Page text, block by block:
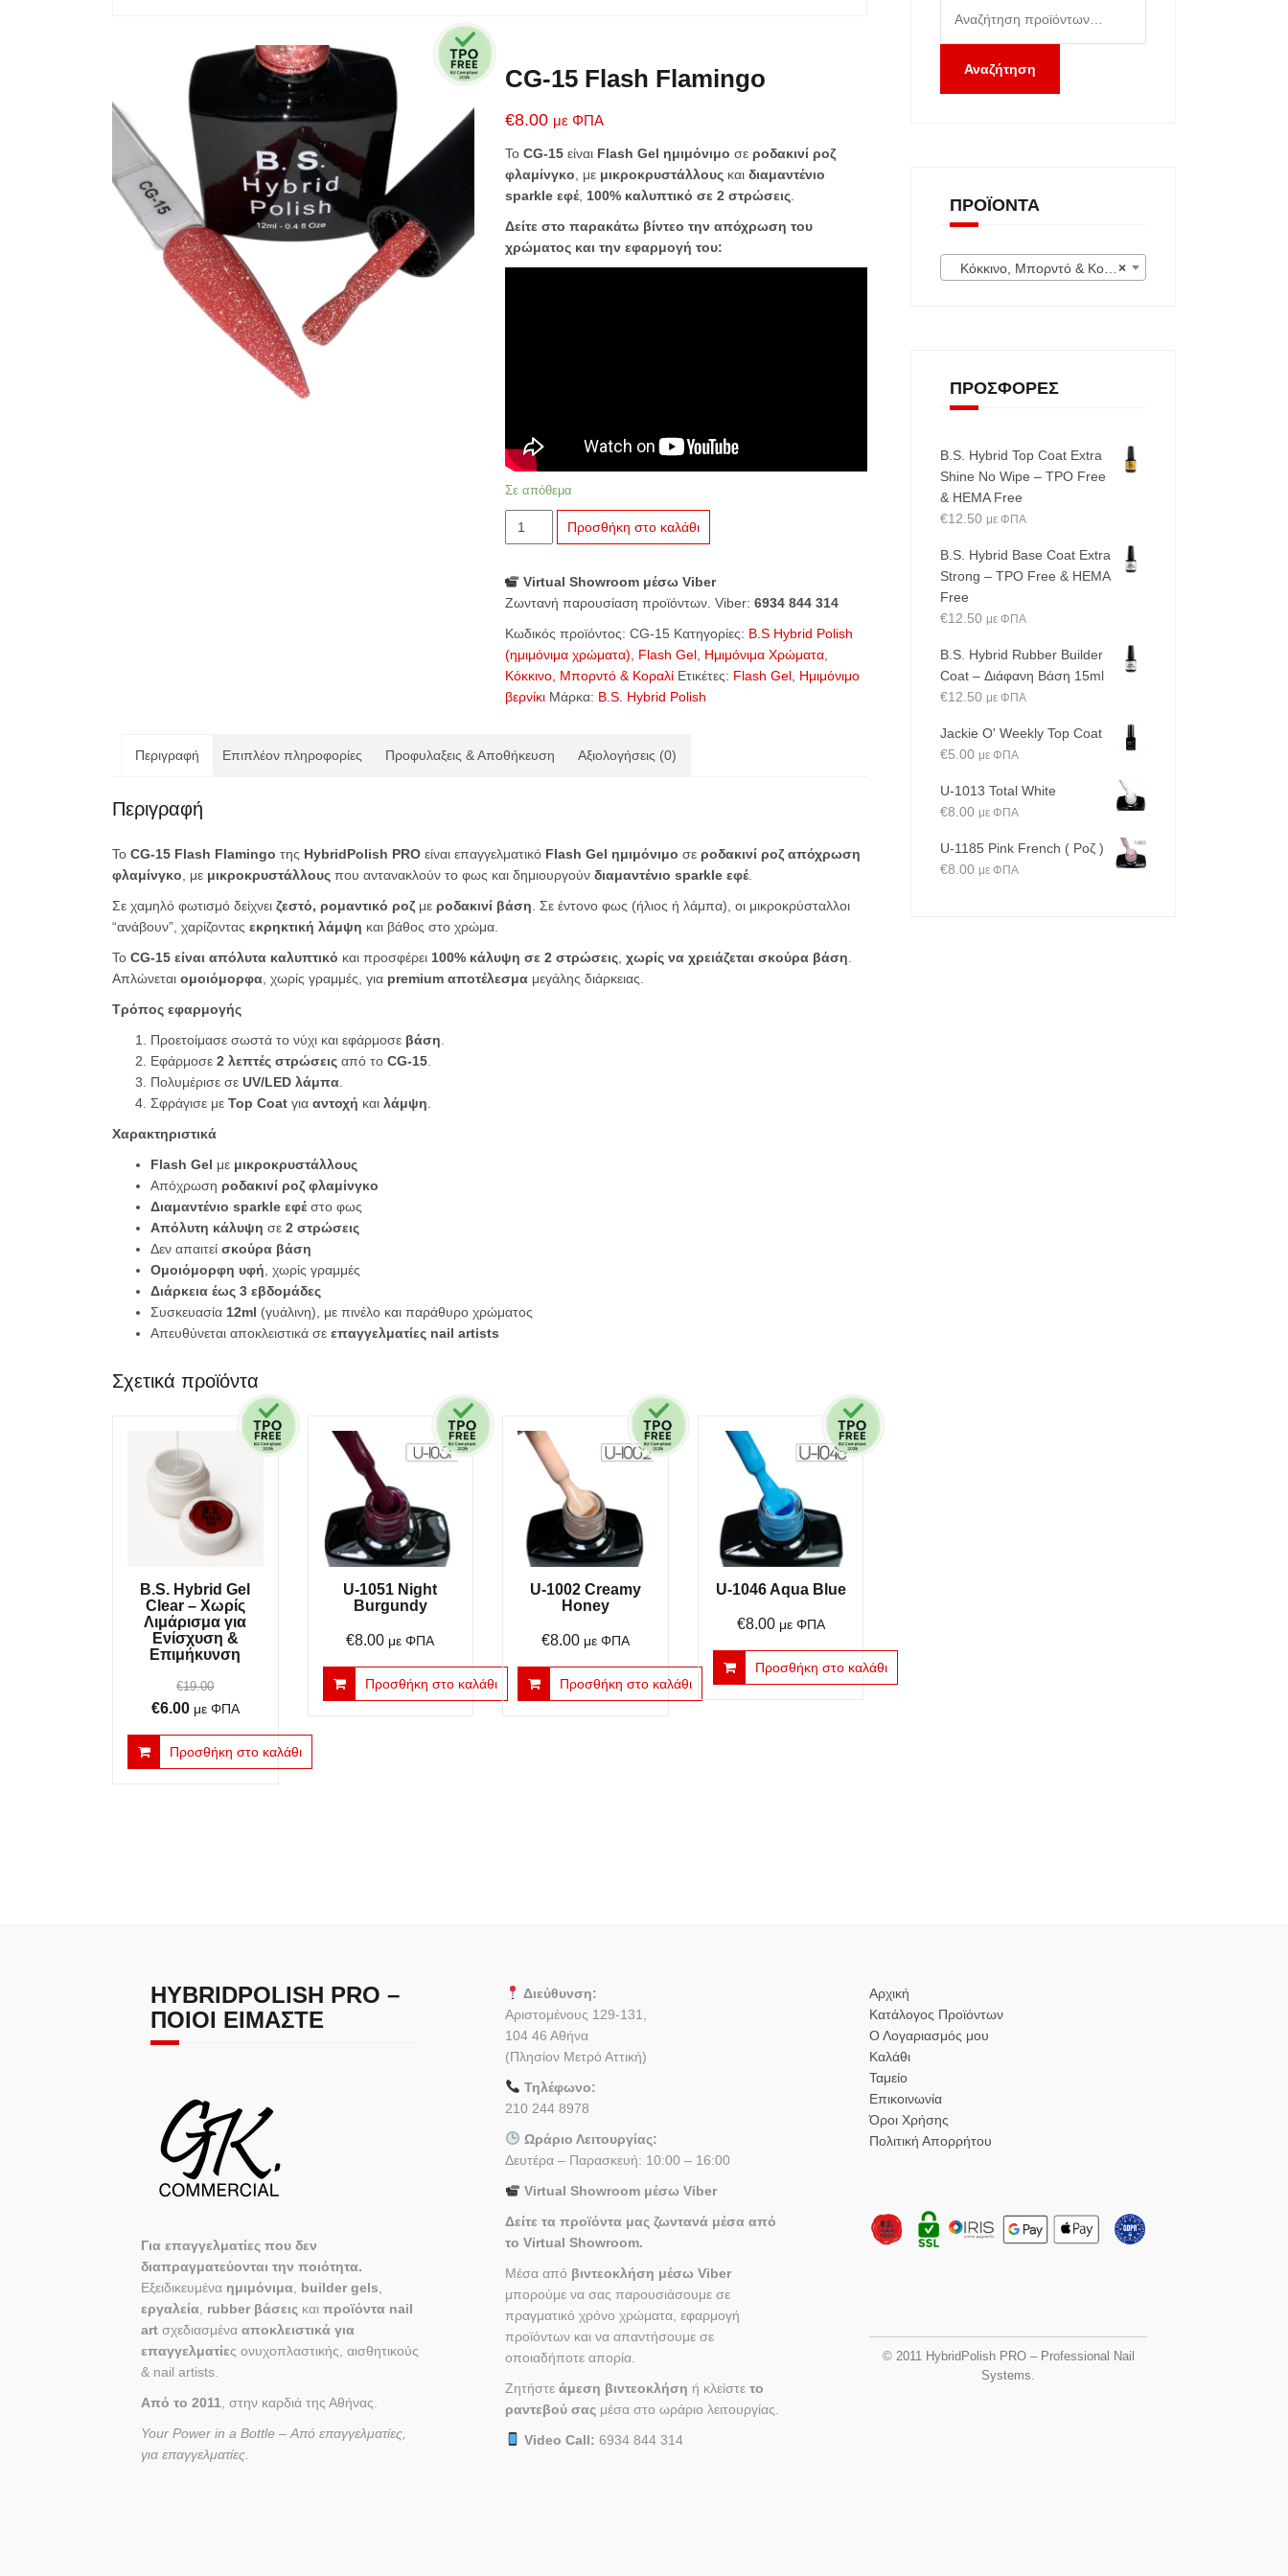
CG-15 Flash Flamingo
€8.00 με ΦΠΑ
Το CG-15είναι Flash Gel ημιμόνιμο σε ροδακινί ροζ
φλαμίνγκο , με μικροκρυστάλλουςκαι διαμαντένιο
sparkle εφέ, 100% καλυπτικό σε 2 στρώσεις.
Δείτε στο παρακάτω βίντεο την απόχρωση του
χρώματος και την εφαρμογή του:
Σε απόθεμα
CG-
15
Flamingo
ποσότητα
Προσθήκη στο καλάθι
Virtual Showroom μέσω Viber
Ζωντανή παρουσίαση προϊόντων. Viber: 6934 844 314
Κωδικός προϊόντος: CG-15 Κατηγορίες: B.S Hybrid Polish
(ημιμόνιμα χρώματα)
Flash Gel, Ημιμόνιμα Χρώματα,
Κόκκινο, Μπορντό & Κοραλί Ετικέτες: Flash Gel, Ημιμόνιμο
βερνίκι Μάρκα: B.S. Hybrid Polish
Περιγραφή Επιπλέον πληροφορίες Προφυλαξεις & Αποθήκευση Αξιολογήσεις (0)
Περιγραφή
Το CG-15 Flash Flamingo της HybridPolish PRO είναι επαγγελματικό Flash Gel ημιμόνιμο σε ροδακινί ροζ απόχρωση
φλαμίνγκο, με μικροκρυστάλλους που αντανακλούν το φως και δημιουργούν διαμαντένιο sparkle εφέ.
Σε χαμηλό φωτισμό δείχνει ζεστό, ρομαντικό ροζ με ροδακινί βάση. Σε έντονο φως (ήλιος ή λάμπα), οι μικροκρύσταλλοι
“ανάβουν”, χαρίζοντας εκρηκτική λάμψη και βάθος στο χρώμα.
Το CG-15 είναι απόλυτα καλυπτικό και προσφέρει 100% κάλυψη σε 2 στρώσεις, χωρίς να χρειάζεται σκούρα βάση.
Απλώνεται ομοιόμορφα, χωρίς γραμμές, για premium αποτέλεσμα μεγάλης διάρκειας.
Τρόπος εφαρμογής
Προετοίμασε σωστά το νύχι και εφάρμοσε βάση.
Εφάρμοσε 2 λεπτές στρώσεις από το CG-15.
Πολυμέρισε σε UV/LED λάμπα.
Σφράγισε με Top Coat για αντοχή και λάμψη.
Χαρακτηριστικά
Flash Gel με μικροκρυστάλλους
Απόχρωση ροδακινί ροζ φλαμίνγκο
Διαμαντένιο sparkle εφέ στο φως
Απόλυτη κάλυψη σε 2 στρώσεις
Δεν απαιτεί σκούρα βάση
Ομοιόμορφη υφή, χωρίς γραμμές
Διάρκεια έως 3 εβδομάδες
Συσκευασία 12ml (γυάλινη), με πινέλο και παράθυρο χρώματος
Απευθύνεται αποκλειστικά σε επαγγελματίες nail artists
Σχετικά προϊόντα
B.S. Hybrid Gel
Clear – Χωρίς
Λιμάρισμα για
Ενίσχυση &
Επιμήκυνση
€19.00
Original
price
was:
€6.00Η
τρέχουσα
τιμή
με ΦΠΑ
Προσθήκη στο καλάθι
U-1051 Night
Burgundy
€8.00 με ΦΠΑ
Προσθήκη στο καλάθι
U-1002 Creamy
Honey
€8.00 με ΦΠΑ
Προσθήκη στο καλάθι
U-1046 Aqua Blue
€8.00 με ΦΠΑ
Προσθήκη στο καλάθι
για:
Αναζήτηση
ΠΡΟΪΌΝΤΑ
×
Κόκκινο, Μπορντό & Κοραλί (52)
ΠΡΟΣΦΟΡΈΣ
B.S. Hybrid Top Coat Extra
Shine No Wipe – TPO Free
& HEMA Free
€12.50 με ΦΠΑ
B.S. Hybrid Base Coat Extra
Strong – TPO Free & HEMA
Free
€12.50 με ΦΠΑ
B.S. Hybrid Rubber Builder
Coat – Διάφανη Βάση 15ml
€12.50 με ΦΠΑ
Jackie O' Weekly Top Coat
€5.00 με ΦΠΑ
U-1013 Total White
€8.00 με ΦΠΑ
U-1185 Pink French ( Ροζ )
€8.00 με ΦΠΑ
HYBRIDPOLISH PRO –
ΠΟΙΟΙ ΕΊΜΑΣΤΕ
Για επαγγελματίες που δεν
διαπραγματεύονται την ποιότητα.
Εξειδικευμένα ημιμόνιμα builder gels
εργαλεία rubber βάσεις και προϊόντα nail
art σχεδιασμένα αποκλειστικά για
επαγγελματίες ονυχοπλαστικής, αισθητικούς
& nail artists.
Από το 2011 , στην καρδιά της Αθήνας.
Your Power in a Bottle – Από επαγγελματίες,
για επαγγελματίες.
Διεύθυνση:
Αριστομένους 129-131,
104 46 Αθήνα
(Πλησίον Μετρό Αττική)
Τηλέφωνο:
210 244 8978
Ωράριο Λειτουργίας:
Δευτέρα – Παρασκευή: 10:00 – 16:00
Virtual Showroom μέσω Viber
Δείτε τα προϊόντα μας ζωντανά μέσα από
το Virtual Showroom.
Μέσα από βιντεοκλήση μέσω Viber
μπορούμε να σας παρουσιάσουμε σε
πραγματικό χρόνο χρώματα, εφαρμογή
προϊόντων και να απαντήσουμε σε
οποιαδήποτε απορία.
Ζητήστε άμεση βιντεοκλήση ή κλείστε το
ραντεβού σας μέσα στο ωράριο λειτουργίας.
Video Call: 6934 844 314
Αρχική
Κατάλογος Προϊόντων
Ο Λογαριασμός μου
Καλάθι
Ταμείο
Επικοινωνία
Όροι Χρήσης
Πολιτική Απορρήτου
© 2011 HybridPolish PRO – Professional Nail
Systems.